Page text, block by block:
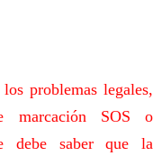
problemas legales,
SOS o
debe saber que la